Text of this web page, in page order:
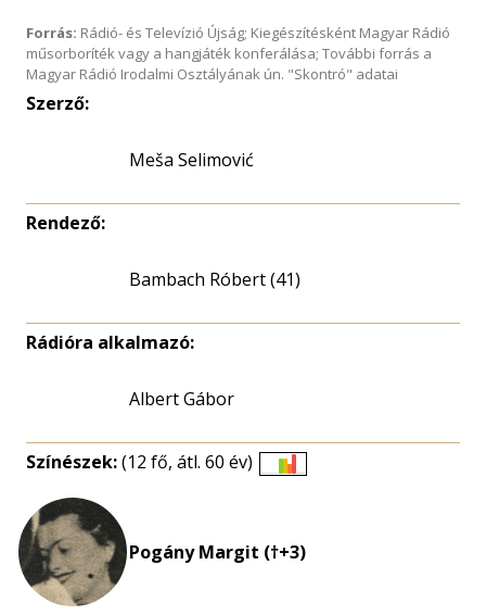
Forrás: Rádió- és Televízió Újság; Kiegészítésként Magyar Rádió
műsorboríték vagy a hangjáték konferálása; További forrás a
Magyar Rádió Irodalmi Osztályának ún. "Skontró" adatai
Szerző:
Meša Selimović
Rendező:
Bambach Róbert (41)
Rádióra alkalmazó:
Albert Gábor
Színészek:(12 fő, átl. 60 év)
Pogány Margit (†+3)